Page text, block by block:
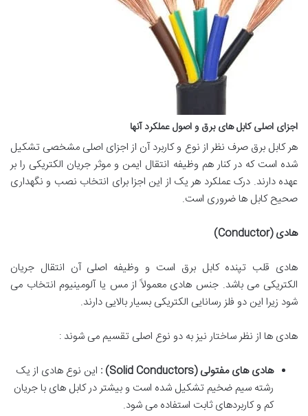
اجزای اصلی کابل های برق و اصول عملکرد آنها
هر کابل برق صرف نظر از نوع و کاربرد آن از اجزای اصلی مشخصی تشکیل
شده است که در کنار هم وظیفه انتقال ایمن و موثر جریان الکتریکی را بر
عهده دارند. درک عملکرد هر یک از این اجزا برای انتخاب نصب و نگهداری
صحیح کابل ها ضروری است.
هادی(Conductor)
هادی قلب تپنده کابل برق است و وظیفه اصلی آن انتقال جریان
الکتریکی می باشد. جنس هادی معمولاً از مس یا آلومینیوم انتخاب می
شود زیرا این دو فلز رسانایی الکتریکی بسیار بالایی دارند.
هادی ها از نظر ساختار نیز به دو نوع اصلی تقسیم می شوند :
هادی های مفتولی(Solid Conductors)
: این نوع هادی از یک
رشته سیم ضخیم تشکیل شده است و بیشتر در کابل های با جریان
کم و کاربردهای ثابت استفاده می شود.